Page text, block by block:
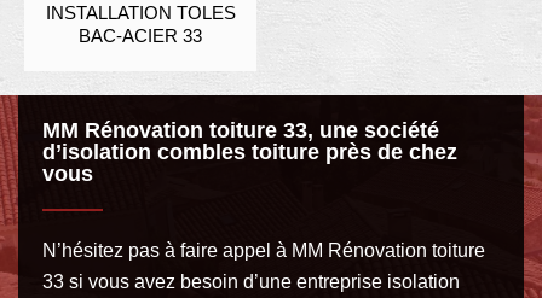
INSTALLATION TOLES
BAC-ACIER 33
MM Rénovation toiture 33, une société
d’isolation combles toiture près de chez
vous
N’hésitez pas à faire appel à MM Rénovation toiture
33 si vous avez besoin d’une entreprise isolation